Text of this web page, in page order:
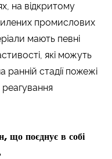
на відкритому
промислових
мають певні
які можуть
стадії пожежі
що поєднує в собі